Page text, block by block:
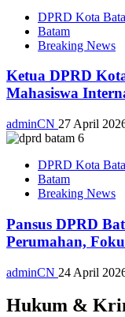
DPRD Kota
Batam
Breaking News
Ketua DPRD
Mahasiswa
adminCN 27 April
DPRD Kota
Batam
Breaking News
Pansus DPRD
Perumahan,
adminCN 24 April
Hukum &